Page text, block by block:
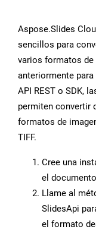
Aspose.Slides
sencillos para
varios formatos
anteriormente
API REST o SDK,
permiten convertir
formatos de
TIFF.
Cree una
el
Llame al
SlidesApi
el formato